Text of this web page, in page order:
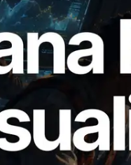
Solana Block
o tempo de
e o validador